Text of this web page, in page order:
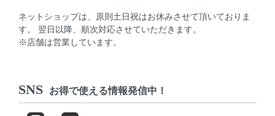
ネットショップは、原則土日祝はお休みさせて頂いておりま
す。 翌日以降、順次対応させていただきます。
※店舗は営業しています。
SNS お得で使える情報発信中！